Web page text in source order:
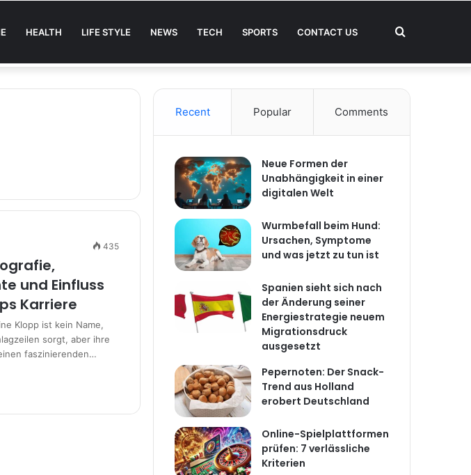
HEALTH LIFE STYLE NEWS TECH SPORTS CONTACT US Search
for
435
und Einfluss
Karriere
Klopp ist kein Name,
sorgt, aber ihre
faszinierenden…
Recent Popular Comments
Neue Formen der
Unabhängigkeit in einer
digitalen Welt
Wurmbefall beim Hund:
Ursachen, Symptome
und was jetzt zu tun ist
Spanien sieht sich nach
der Änderung seiner
Energiestrategie neuem
Migrationsdruck
ausgesetzt
Pepernoten: Der Snack-
Trend aus Holland
erobert Deutschland
Online-Spielplattformen
prüfen: 7 verlässliche
Kriterien